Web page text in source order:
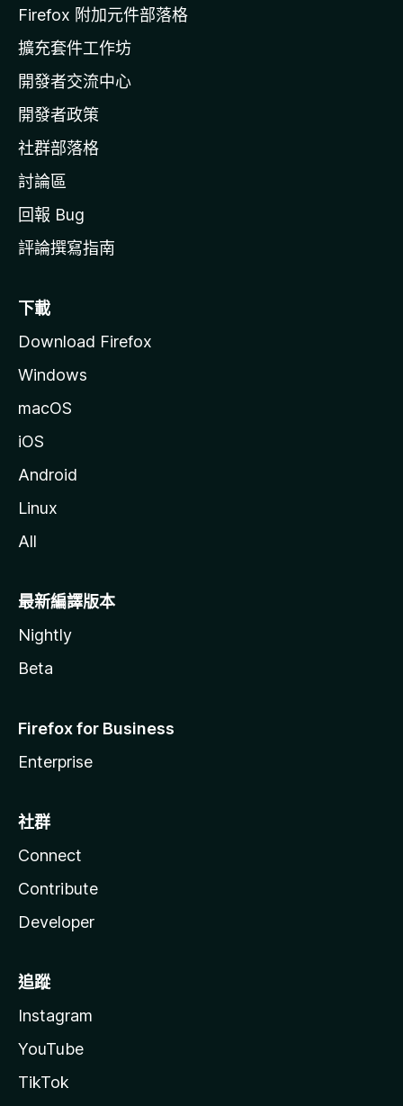
l
a
官
網
Firefox 附加元件部落格
擴充套件工作坊
開發者交流中心
開發者政策
社群部落格
討論區
回報 Bug
評論撰寫指南
下載
Download Firefox
Windows
macOS
iOS
Android
Linux
All
最新編譯版本
Nightly
Beta
Firefox for Business
Enterprise
社群
Connect
Contribute
Developer
追蹤
Instagram
YouTube
TikTok